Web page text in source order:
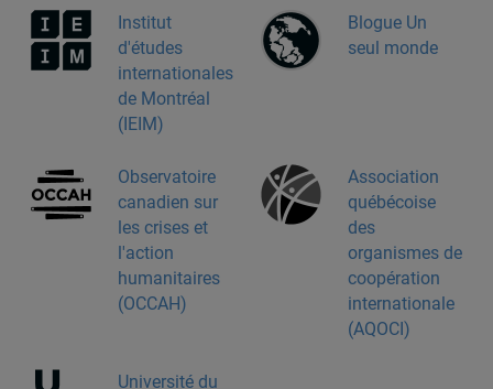
Institut
d'études
internationales
de Montréal
(IEIM)
Blogue Un
seul monde
Observatoire
canadien sur
les crises et
l'action
humanitaires
(OCCAH)
Association
québécoise
des
organismes de
coopération
internationale
(AQOCI)
Université du